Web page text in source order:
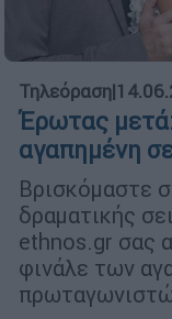
Τηλεόραση|
Έρωτας
αγαπημένη
Βρισκόμαστε
δραματικής
ethnos.gr σας
φινάλε των